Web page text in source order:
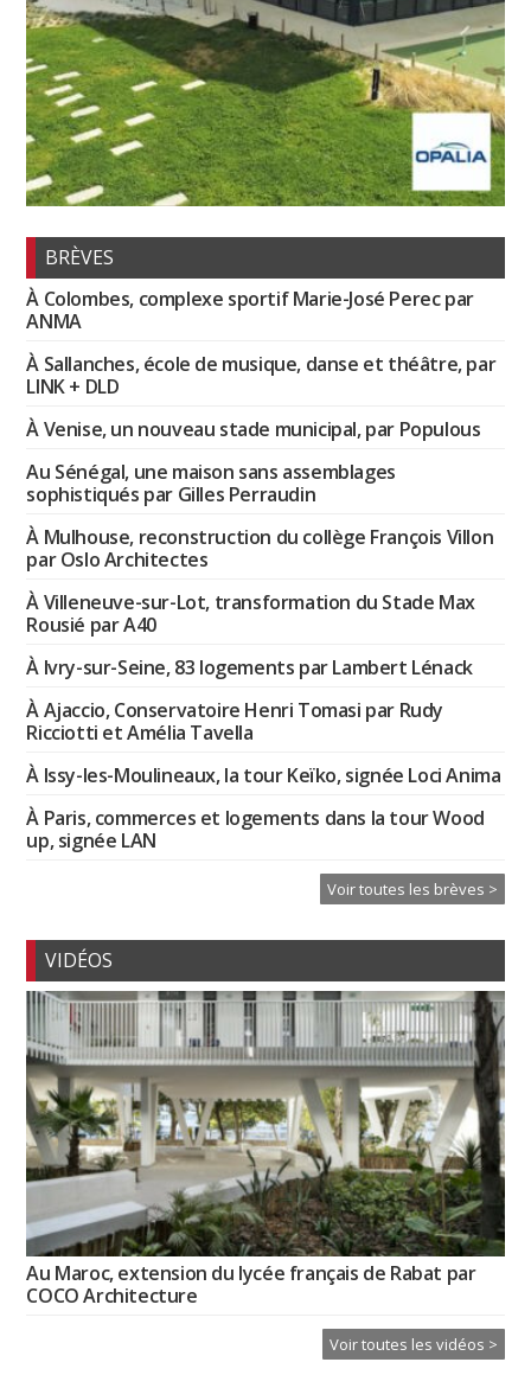
BRÈVES
À Colombes, complexe sportif Marie-José Perec par
ANMA
À Sallanches, école de musique, danse et théâtre, par
LINK + DLD
À Venise, un nouveau stade municipal, par Populous
Au Sénégal, une maison sans assemblages
sophistiqués par Gilles Perraudin
À Mulhouse, reconstruction du collège François Villon
par Oslo Architectes
À Villeneuve-sur-Lot, transformation du Stade Max
Rousié par A40
À Ivry-sur-Seine, 83 logements par Lambert Lénack
À Ajaccio, Conservatoire Henri Tomasi par Rudy
Ricciotti et Amélia Tavella
À Issy-les-Moulineaux, la tour Keïko, signée Loci Anima
À Paris, commerces et logements dans la tour Wood
up, signée LAN
Voir toutes les brèves >
VIDÉOS
Au Maroc, extension du lycée français de Rabat par
COCO Architecture
Voir toutes les vidéos >